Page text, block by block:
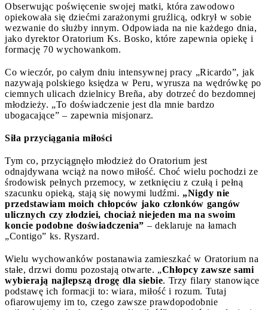
Obserwując poświęcenie swojej matki, która zawodowo
opiekowała się dziećmi zarażonymi gruźlicą, odkrył w sobie
wezwanie do służby innym. Odpowiada na nie każdego dnia,
jako dyrektor Oratorium Ks. Bosko, które zapewnia opiekę i
formację 70 wychowankom.
Co wieczór, po całym dniu intensywnej pracy „Ricardo”, jak
nazywają polskiego księdza w Peru, wyrusza na wędrówkę po
ciemnych ulicach dzielnicy Breña, aby dotrzeć do bezdomnej
młodzieży. „To doświadczenie jest dla mnie bardzo
ubogacające” – zapewnia misjonarz.
Siła przyciągania miłości
Tym co, przyciągnęło młodzież do Oratorium jest
odnajdywana wciąż na nowo miłość. Choć wielu pochodzi ze
środowisk pełnych przemocy, w zetknięciu z czułą i pełną
szacunku opieką, stają się nowymi ludźmi. „Nigdy nie
przedstawiam moich chłopców jako członków gangów
ulicznych czy złodziei, chociaż niejeden ma na swoim
koncie podobne doświadczenia” – deklaruje na łamach
„Contigo” ks. Ryszard.
Wielu wychowanków postanawia zamieszkać w Oratorium na
stałe, drzwi domu pozostają otwarte. „Chłopcy zawsze sami
wybierają najlepszą drogę dla siebie. Trzy filary stanowiące
podstawę ich formacji to: wiara, miłość i rozum. Tutaj
ofiarowujemy im to, czego zawsze prawdopodobnie